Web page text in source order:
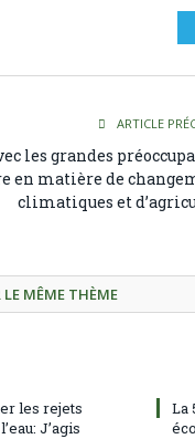
ARTICLE
les grandes
en matière de
climatiques et
LE MÊME THÈME
les rejets
J’agis
La